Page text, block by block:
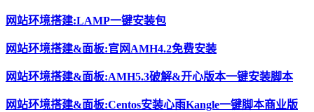
网站环境搭建:LAMP一键安装包
网站环境搭建&面板:官网AMH4.2免费安装
网站环境搭建&面板:AMH5.3破解&开心版本一键安装脚本
网站环境搭建&面板:Centos安装心雨Kangle一键脚本商业版